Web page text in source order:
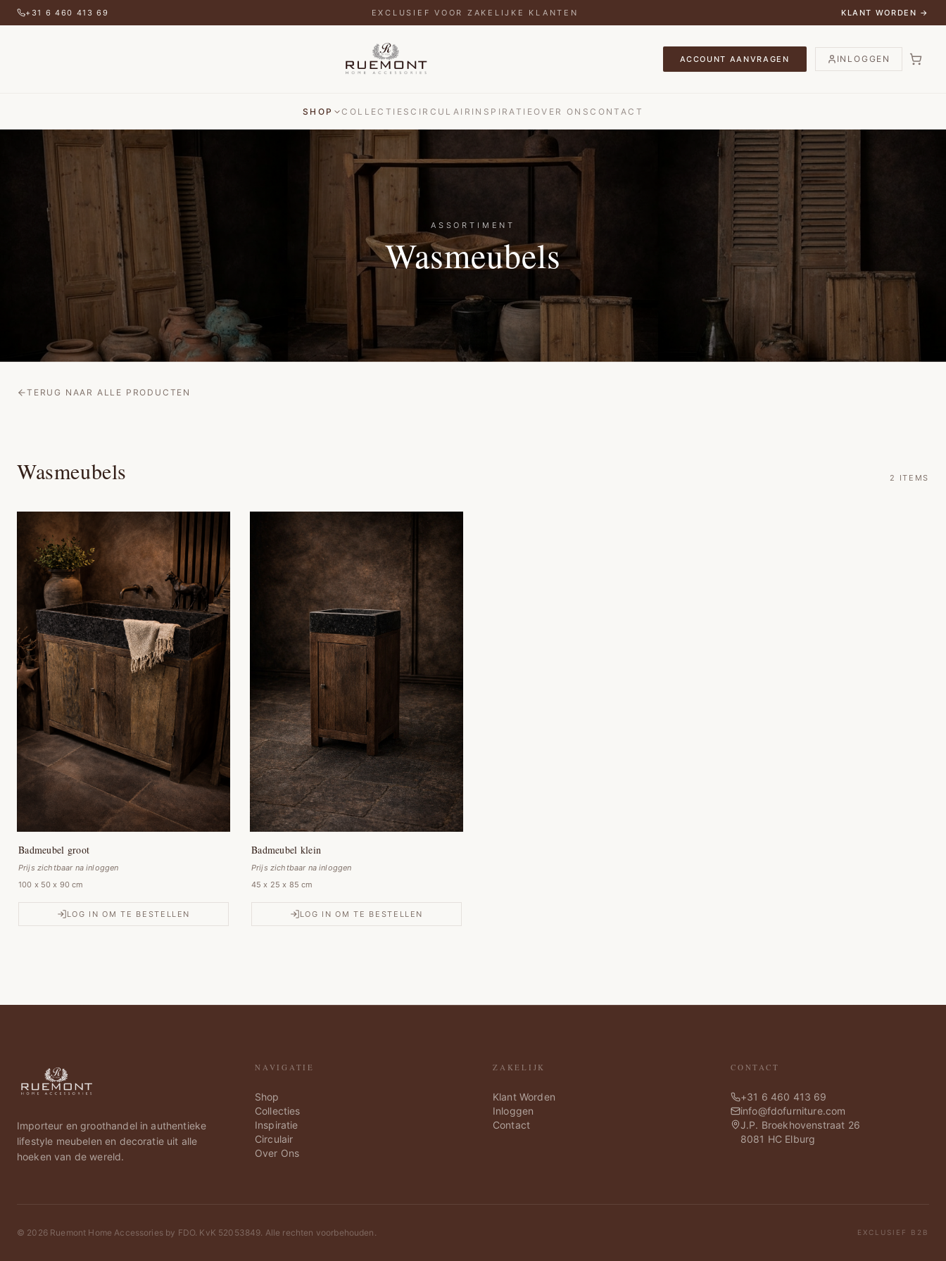
+31 6 460 413 69 EXCLUSIEF VOOR ZAKELIJKE KLANTEN KLANT WORDEN →
ACCOUNT AANVRAGEN INLOGGEN
SHOP COLLECTIESCIRCULAIR INSPIRATIEOVER ONSCONTACT
ASSORTIMENT
Wasmeubels
TERUG NAAR ALLE PRODUCTEN
Wasmeubels 2 ITEMS
Badmeubel groot
Prijs zichtbaar na inloggen
100 x 50 x 90 cm
LOG IN OM TE BESTELLEN
Badmeubel klein
Prijs zichtbaar na inloggen
45 x 25 x 85 cm
LOG IN OM TE BESTELLEN
Importeur en groothandel in authentieke
lifestyle meubelen en decoratie uit alle
hoeken van de wereld.
NAVIGATIE
Shop
Collecties
Inspiratie
Circulair
Over Ons
ZAKELIJK
Klant Worden
Inloggen
Contact
CONTACT
+31 6 460 413 69
info@fdofurniture.com
J.P. Broekhovenstraat 26
8081 HC Elburg
© 2026Ruemont Home Accessories by FDO. KvK 52053849. Alle rechten voorbehouden. EXCLUSIEF B2B